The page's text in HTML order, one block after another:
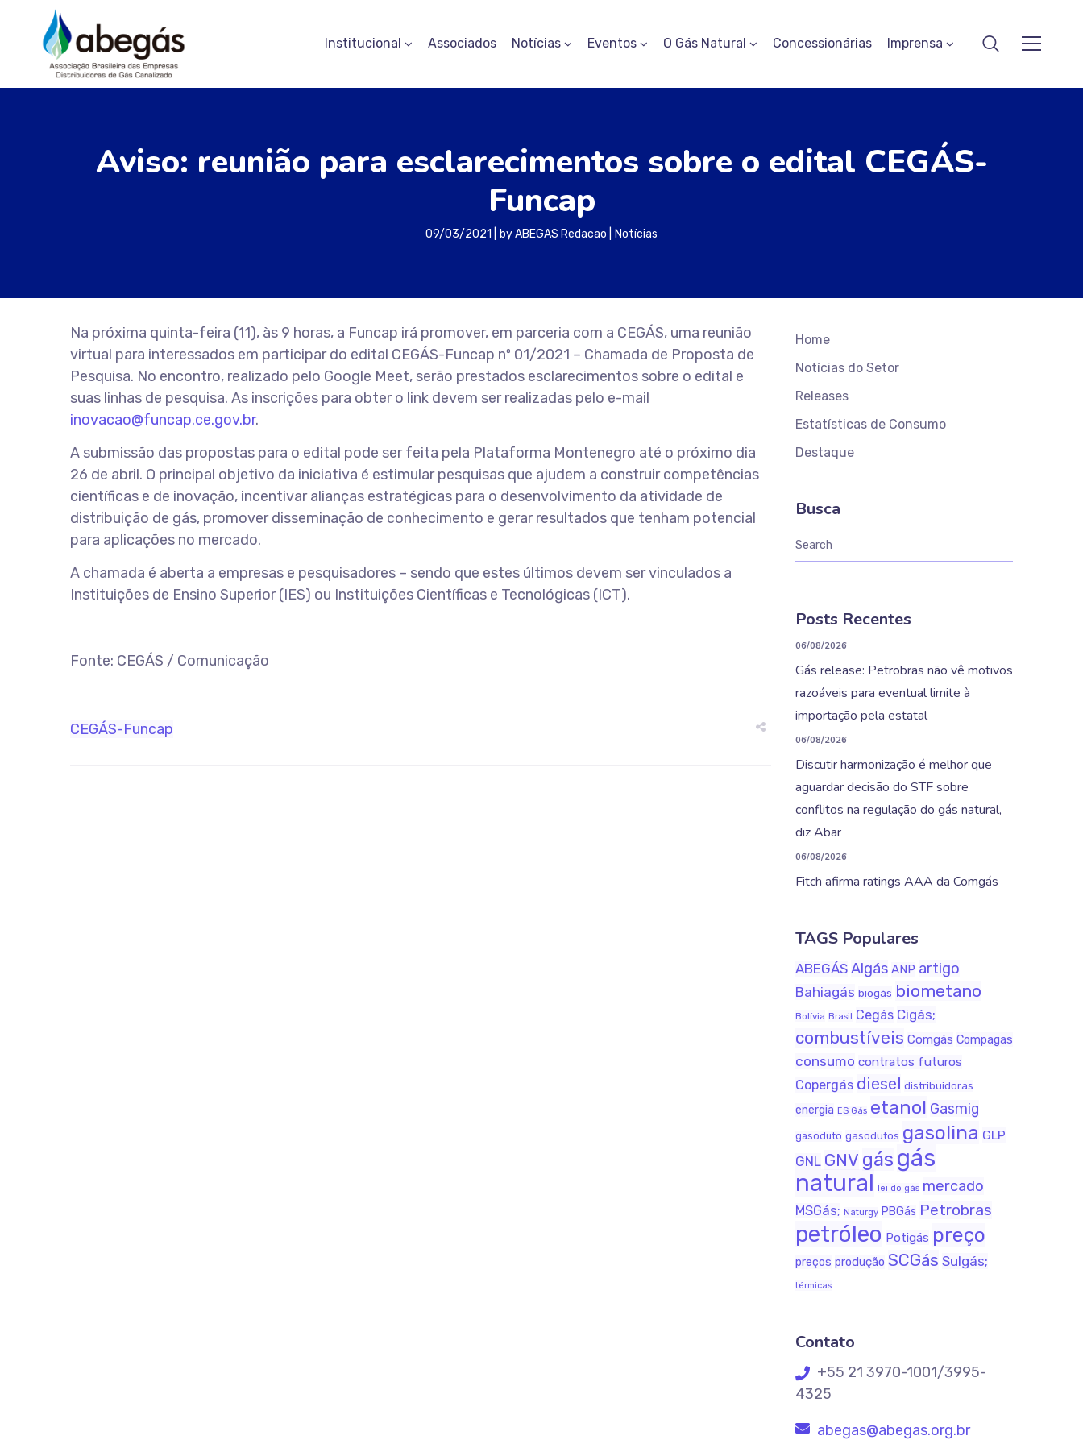
Institucional Associados Notícias Eventos O Gás Natural Concessionárias Imprensa
Aviso: reunião para esclarecimentos sobre o edital CEGÁS-
Funcap
09/03/2021 byABEGAS Redacao Notícias
Na próxima quinta-feira (11), às 9 horas, a Funcap irá promover, em parceria com a CEGÁS, uma reunião
virtual para interessados em participar do edital CEGÁS-Funcap nº 01/2021 – Chamada de Proposta de
Pesquisa. No encontro, realizado pelo Google Meet, serão prestados esclarecimentos sobre o edital e
suas linhas de pesquisa. As inscrições para obter o link devem ser realizadas pelo e-mail
inovacao@funcap.ce.gov.br.
A submissão das propostas para o edital pode ser feita pela Plataforma Montenegro até o próximo dia
26 de abril. O principal objetivo da iniciativa é estimular pesquisas que ajudem a construir competências
científicas e de inovação, incentivar alianças estratégicas para o desenvolvimento da atividade de
distribuição de gás, promover disseminação de conhecimento e gerar resultados que tenham potencial
para aplicações no mercado.
A chamada é aberta a empresas e pesquisadores – sendo que estes últimos devem ser vinculados a
Instituições de Ensino Superior (IES) ou Instituições Científicas e Tecnológicas (ICT).
Fonte: CEGÁS / Comunicação
CEGÁS-Funcap
Home
Notícias do Setor
Releases
Estatísticas de Consumo
Destaque
Busca
Posts Recentes
06/08/2026
Gás release: Petrobras não vê motivos
razoáveis para eventual limite à
importação pela estatal
06/08/2026
Discutir harmonização é melhor que
aguardar decisão do STF sobre
conflitos na regulação do gás natural,
diz Abar
06/08/2026
Fitch afirma ratings AAA da Comgás
TAGS Populares
ABEGÁS Algás ANP artigo
Bahiagás biogás biometano
Bolívia Brasil Cegás Cigás;
combustíveis Comgás Compagas
consumo contratos futuros
Copergás diesel distribuidoras
energia ES Gás etanol Gasmig
gasoduto gasodutos gasolina GLP
GNL GNV gás gás
natural lei do gás mercado
MSGás; Naturgy PBGás Petrobras
petróleo Potigás preço
preços produção SCGás Sulgás;
térmicas
Contato
+55 21 3970-1001/3995-
4325
abegas@abegas.org.br